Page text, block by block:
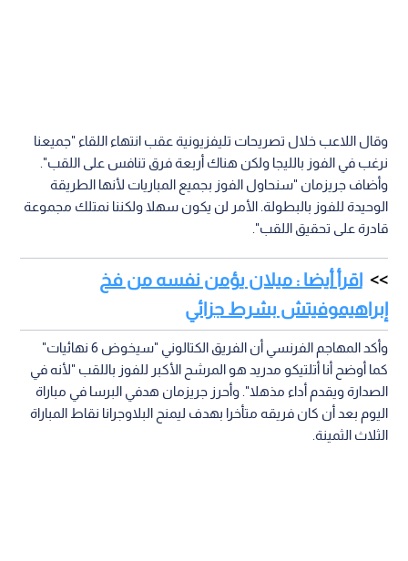
وقال اللاعب خلال تصريحات تليفزيونية عقب انتهاء اللقاء "جميعنا
نرغب في الفوز بالليجا ولكن هناك أربعة فرق تنافس على اللقب".
وأضاف جريزمان "سنحاول الفوز بجميع المباريات لأنها الطريقة
الوحيدة للفوز بالبطولة. الأمر لن يكون سهلا ولكننا نمتلك مجموعة
قادرة على تحقيق اللقب".
اقرأ أيضا : ميلان يؤمن نفسه من فخ
إبراهيموفيتش بشرط جزائي
وأكد المهاجم الفرنسي أن الفريق الكتالوني "سيخوض 6 نهائيات"
كما أوضح أنا أتلتيكو مدريد هو المرشح الأكبر للفوز باللقب "لأنه في
الصدارة ويقدم أداء مذهلا". وأحرز جريزمان هدفي البرسا في مباراة
اليوم بعد أن كان فريقه متأخرا بهدف ليمنح البلاوجرانا نقاط المباراة
الثلاث الثمينة.